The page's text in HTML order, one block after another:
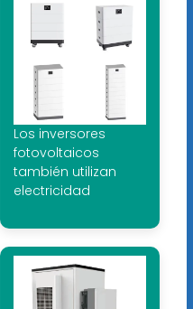
Los inversores
fotovoltaicos
también utilizan
electricidad